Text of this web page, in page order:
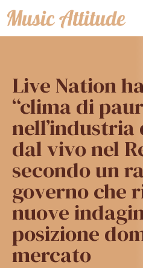
Vai
al
Live Nation
“clima di
dal vivo nel
secondo un
governo che
nuove
posizione
mercato